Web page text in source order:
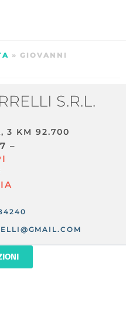
» GIOVANNI
S.R.L.
3 KM 92.700
–